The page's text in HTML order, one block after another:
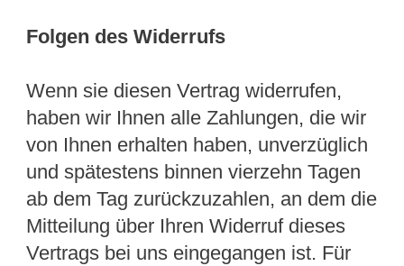
Folgen des Widerrufs
Wenn sie diesen Vertrag widerrufen,
haben wir Ihnen alle Zahlungen, die wir
von Ihnen erhalten haben, unverzüglich
und spätestens binnen vierzehn Tagen
ab dem Tag zurückzuzahlen, an dem die
Mitteilung über Ihren Widerruf dieses
Vertrags bei uns eingegangen ist. Für